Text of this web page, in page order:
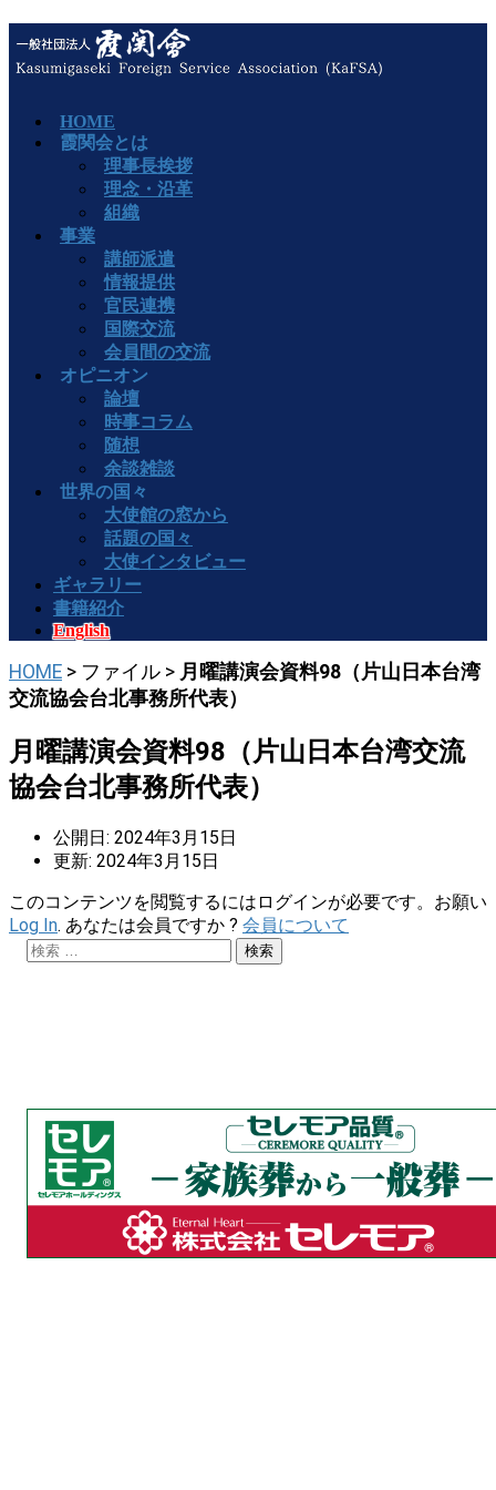
HOME
霞関会とは
理事長挨拶
理念・沿革
組織
事業
講師派遣
情報提供
官民連携
国際交流
会員間の交流
オピニオン
論壇
時事コラム
随想
余談雑談
世界の国々
大使館の窓から
話題の国々
大使インタビュー
ギャラリー
書籍紹介
English
HOME > ファイル > 月曜講演会資料98（片山日本台湾
交流協会台北事務所代表）
月曜講演会資料98（片山日本台湾交流
協会台北事務所代表）
公開日: 2024年3月15日
更新: 2024年3月15日
このコンテンツを閲覧するにはログインが必要です。お願い
Log In. あなたは会員ですか ? 会員について
検